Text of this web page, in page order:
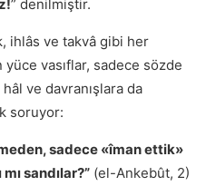
” denilmiştir.
ihlâs ve takvâ gibi her
yüce vasıflar, sadece sözde
ve davranışlara da
soruyor:
sadece «îman ettik»
sandılar?” (el-Ankebût, 2)